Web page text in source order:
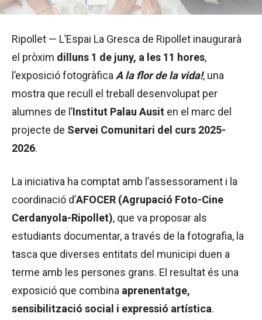
Ripollet — L’Espai La Gresca de Ripollet inaugurarà
el pròxim dilluns 1 de juny, a les 11 hores,
l’exposició fotogràfica A la flor de la vida!, una
mostra que recull el treball desenvolupat per
alumnes de l’Institut Palau Ausit en el marc del
projecte de Servei Comunitari del curs 2025-
2026.
La iniciativa ha comptat amb l’assessorament i la
coordinació d’AFOCER (Agrupació Foto-Cine
Cerdanyola-Ripollet), que va proposar als
estudiants documentar, a través de la fotografia, la
tasca que diverses entitats del municipi duen a
terme amb les persones grans. El resultat és una
exposició que combina aprenentatge,
sensibilització social i expressió artística.